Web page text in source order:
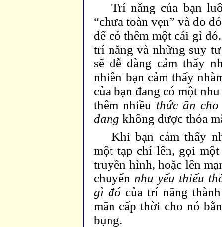
Trí năng của bạn
“chưa toàn vẹn” và do
để có thêm một cái gì
trí năng và những suy
sẽ dễ dàng cảm thấy
nhiên bạn cảm thấy
của bạn đang có một
thêm nhiều thức ăn
đang không được thỏa
Khi bạn cảm thấy
một tạp chí lên, gọi
truyền hình, hoặc lên
chuyển nhu yếu thiếu
gì đó của trí năng
mãn cấp thời cho nó
bụng.